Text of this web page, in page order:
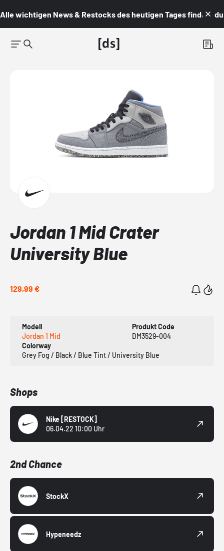
Alle wichtigen News & Restocks des heutigen Tages findest du
Jordan 1 Mid Crater
University Blue
129,99 €
Modell
Jordan 1 Mid
Produkt Code
DM3529-004
Colorway
Grey Fog / Black / Blue Tint / University Blue
Shops
Nike [RESTOCK]
06.04.22 10:00 Uhr
2nd Chance
StockX
Hypeneedz